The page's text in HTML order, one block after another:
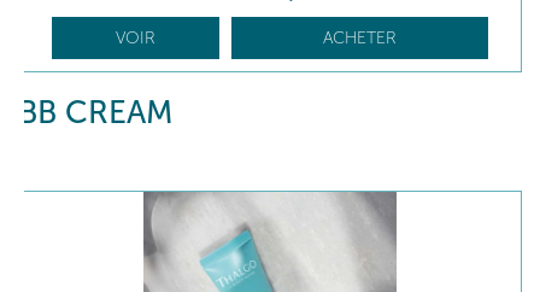
VOIR ACHETER
BB CREAM